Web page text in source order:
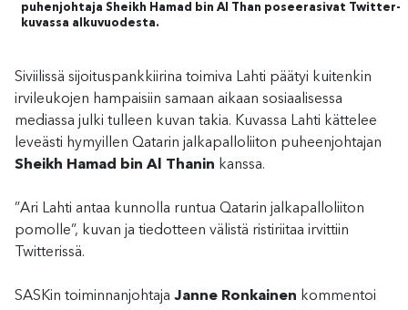
puhenjohtaja Sheikh Hamad bin Al Than poseerasivat Twitter-
kuvassa alkuvuodesta.
Siviilissä sijoituspankkiirina toimiva Lahti päätyi kuitenkin
irvileukojen hampaisiin samaan aikaan sosiaalisessa
mediassa julki tulleen kuvan takia. Kuvassa Lahti kättelee
leveästi hymyillen Qatarin jalkapalloliiton puheenjohtajan
Sheikh Hamad bin Al Thanin kanssa.
”Ari Lahti antaa kunnolla runtua Qatarin jalkapalloliiton
pomolle”, kuvan ja tiedotteen välistä ristiriitaa irvittiin
Twitterissä.
SASKin toiminnan­johtaja Janne Ronkainen kommentoi